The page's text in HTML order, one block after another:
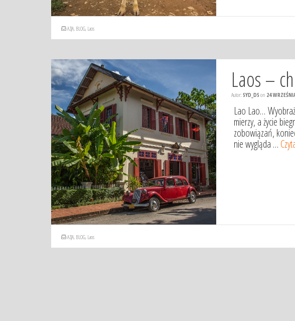
AZJA, BLOG, Laos
Laos –
Autor:SYD_DS on 24
Lao Lao…
mierzy, a życie
zobowiązań,
nie wygląda …
AZJA, BLOG, Laos